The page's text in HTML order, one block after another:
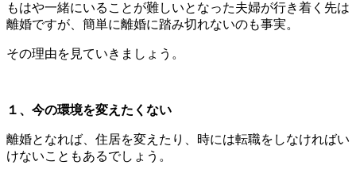
もはや一緒にいることが難しいとなった夫婦が行き着く先は
離婚ですが、簡単に離婚に踏み切れないのも事実。
その理由を見ていきましょう。
１、今の環境を変えたくない
離婚となれば、住居を変えたり、時には転職をしなければい
けないこともあるでしょう。